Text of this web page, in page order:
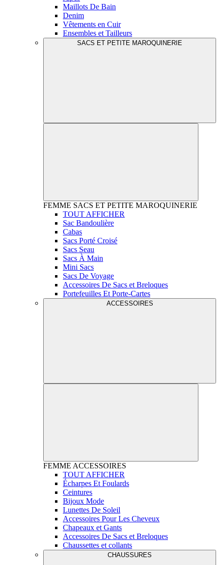
Maillots De Bain
Denim
Vêtements en Cuir
Ensembles et Tailleurs
SACS ET PETITE MAROQUINERIE
FEMME SACS ET PETITE MAROQUINERIE
TOUT AFFICHER
Sac Bandoulière
Cabas
Sacs Porté Croisé
Sacs Seau
Sacs À Main
Mini Sacs
Sacs De Voyage
Accessoires De Sacs et Breloques
Portefeuilles Et Porte-Cartes
ACCESSOIRES
FEMME ACCESSOIRES
TOUT AFFICHER
Écharpes Et Foulards
Ceintures
Bijoux Mode
Lunettes De Soleil
Accessoires Pour Les Cheveux
Chapeaux et Gants
Accessoires De Sacs et Breloques
Chaussettes et collants
CHAUSSURES